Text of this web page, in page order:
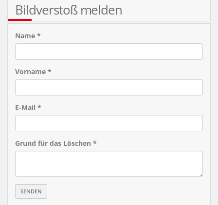
Bildverstoß melden
Name *
Vorname *
E-Mail *
Grund für das Löschen *